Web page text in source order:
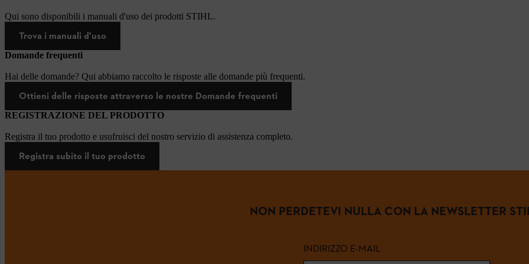
Qui sono disponibili i manuali d'uso dei prodotti STIHL.
Trova i manuali d'uso
Domande frequenti
Hai delle domande? Qui abbiamo raccolto le risposte alle domande più frequenti.
Ottieni delle risposte attraverso le nostre Domande frequenti
REGISTRAZIONE DEL PRODOTTO
Registra il tuo prodotto e usufruisci del nostro servizio di assistenza completo.
Registra subito il tuo prodotto
NON PERDETEVI NULLA CON LA NEWSLETTER
INDIRIZZO E-MAIL